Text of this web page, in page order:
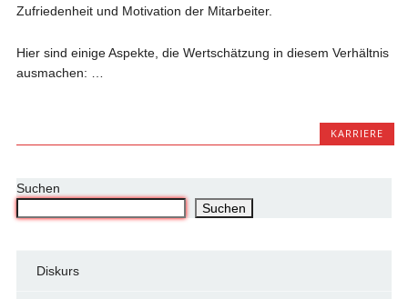
Zufriedenheit und Motivation der Mitarbeiter.
Hier sind einige Aspekte, die Wertschätzung in diesem Verhältnis
ausmachen: …
KARRIERE
Suchen
Suchen
Diskurs